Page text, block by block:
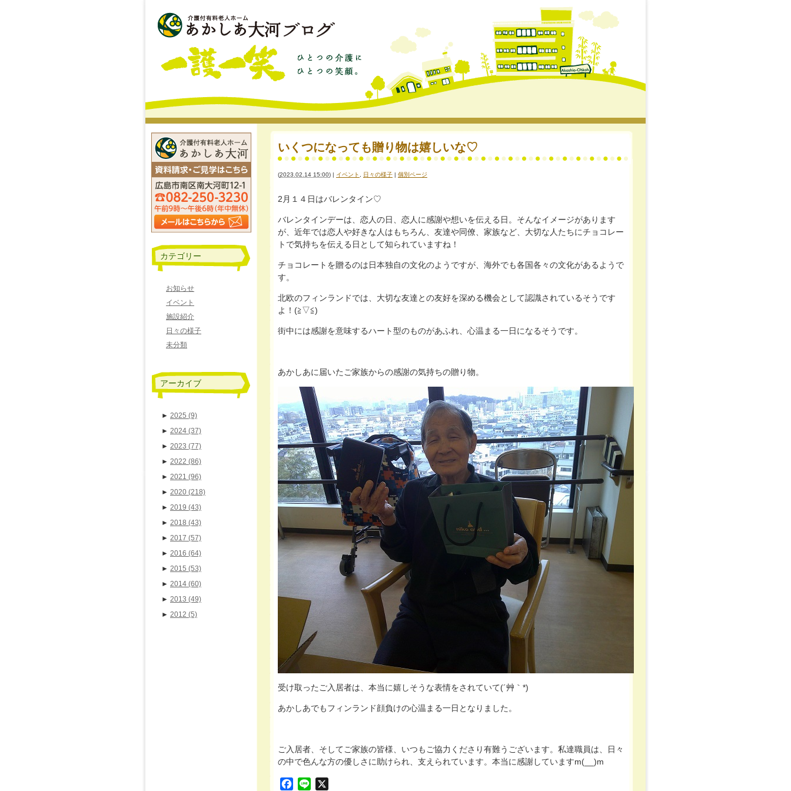
いくつになっても贈り物は嬉しいな♡
(2023.02.14 15:00) | イベント 日々の様子 | 個別ページ
2月１４日はバレンタイン♡
バレンタインデーは、恋人の日、恋人に感謝や想いを伝える日。そんなイメージがあります
が、近年では恋人や好きな人はもちろん、友達や同僚、家族など、大切な人たちにチョコレー
トで気持ちを伝える日として知られていますね！
チョコレートを贈るのは日本独自の文化のようですが、海外でも各国各々の文化があるようで
す。
北欧のフィンランドでは、大切な友達との友好を深める機会として認識されているそうです
よ！(≧▽≦)
街中には感謝を意味するハート型のものがあふれ、心温まる一日になるそうです。
あかしあに届いたご家族からの感謝の気持ちの贈り物。
受け取ったご入居者は、本当に嬉しそうな表情をされていて(´艸｀*)
あかしあでもフィンランド顔負けの心温まる一日となりました。
ご入居者、そしてご家族の皆様、いつもご協力くださり有難うございます。私達職員は、日々
の中で色んな方の優しさに助けられ、支えられています。本当に感謝していますm(__)m
Facebook
Line
カテゴリー
お知らせ
イベント
施設紹介
日々の様子
未分類
アーカイブ
► 2025 (9)
► 2024 (37)
► 2023 (77)
► 2022 (86)
► 2021 (96)
► 2020 (218)
► 2019 (43)
► 2018 (43)
► 2017 (57)
► 2016 (64)
► 2015 (53)
► 2014 (60)
► 2013 (49)
► 2012 (5)